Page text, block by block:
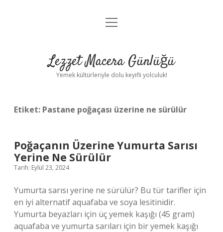
Anasayfa
Yasal Uyarı
menüyü
Lezzet Macera Günlüğü
Yemek kültürleriyle dolu keyifli yolculuk!
Etiket: Pastane poğaçası üzerine ne sürülür
Poğaçanın Üzerine Yumurta Sarısı
Yerine Ne Sürülür
Tarih: Eylül 23, 2024
Yumurta sarısı yerine ne sürülür? Bu tür tarifler için
en iyi alternatif aquafaba ve soya lesitinidir.
Yumurta beyazları için üç yemek kaşığı (45 gram)
aquafaba ve yumurta sarıları için bir yemek kaşığı